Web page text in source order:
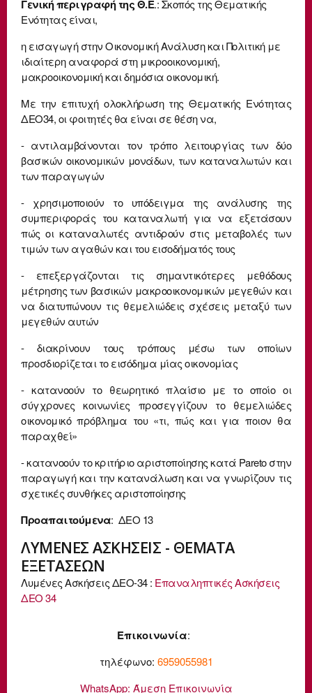
Γενική περιγραφή της Θ.Ε.: Σκοπός της Θεματικής
Ενότητας είναι,
η εισαγωγή στην Οικονομική Ανάλυση και Πολιτική με
ιδιαίτερη αναφορά στη μικροοικονομική,
μακροοικονομική και δημόσια οικονομική.
Με την επιτυχή ολοκλήρωση της Θεματικής Ενότητας
ΔΕΟ34, οι φοιτητές θα είναι σε θέση να,
- αντιλαμβάνονται τον τρόπο λειτουργίας των δύο
βασικών οικονομικών μονάδων, των καταναλωτών και
των παραγωγών
- χρησιμοποιούν το υπόδειγμα της ανάλυσης της
συμπεριφοράς του καταναλωτή για να εξετάσουν
πώς οι καταναλωτές αντιδρούν στις μεταβολές των
τιμών των αγαθών και του εισοδήματός τους
- επεξεργάζονται τις σημαντικότερες μεθόδους
μέτρησης των βασικών μακροοικονομικών μεγεθών και
να διατυπώνουν τις θεμελιώδεις σχέσεις μεταξύ των
μεγεθών αυτών
- διακρίνουν τους τρόπους μέσω των οποίων
προσδιορίζεται το εισόδημα μίας οικονομίας
- κατανοούν το θεωρητικό πλαίσιο με το οποίο οι
σύγχρονες κοινωνίες προσεγγίζουν το θεμελιώδες
οικονομικό πρόβλημα του «τι, πώς και για ποιον θα
παραχθεί»
- κατανοούν το κριτήριο αριστοποίησης κατά Pareto στην
παραγωγή και την κατανάλωση και να γνωρίζουν τις
σχετικές συνθήκες αριστοποίησης
Προαπαιτούμενα: ΔΕΟ 13
ΛΥΜΕΝΕΣ ΑΣΚΗΣΕΙΣ - ΘΕΜΑΤΑ
ΕΞΕΤΑΣΕΩΝ
Λυμένες Ασκήσεις ΔΕΟ-34 : Επαναληπτικές Ασκήσεις
ΔΕΟ 34
Επικοινωνία:
τηλέφωνο: 6959055981
WhatsApp: Άμεση Επικοινωνία